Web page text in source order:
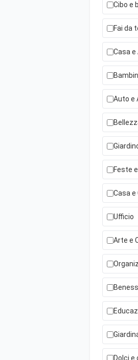
Cibo e
Fai da
Casa e
Auto e
Feste
Casa e
Ufficio
Arte e
Dolci